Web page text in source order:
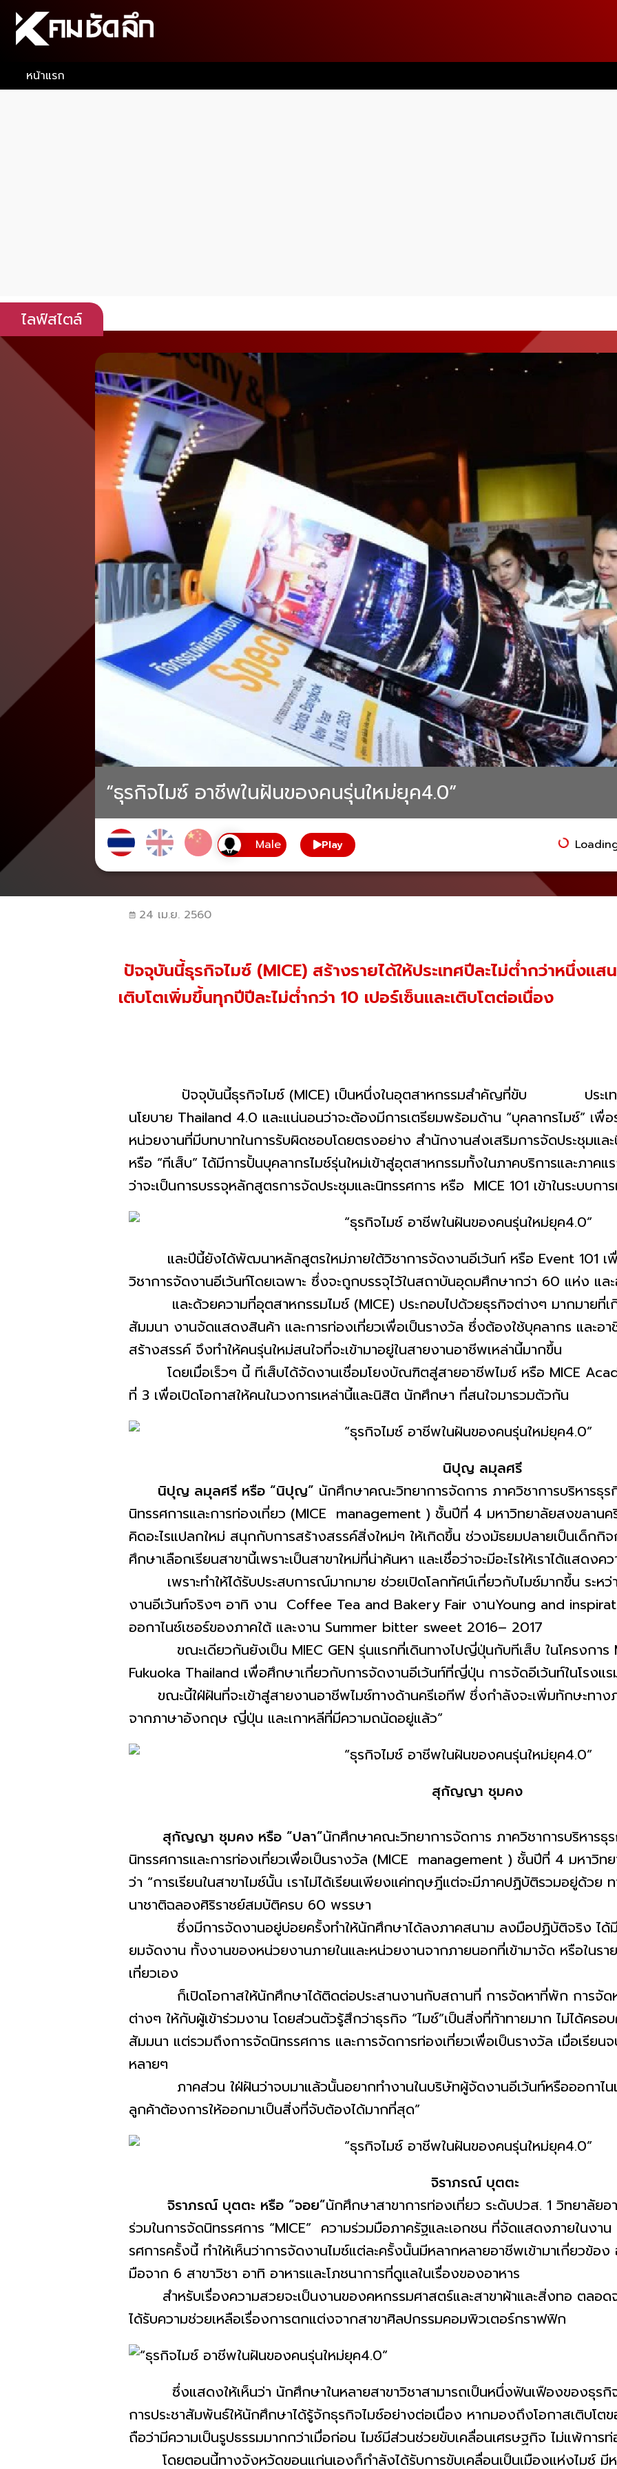
หน้าแรก
ไลฟ์สไตล์
“ธุรกิจไมซ์ อาชีพในฝันของคนรุ่นใหม่ยุค4.0”
Play
24 เม.ย. 2560
ปัจจุบันนี้ธุรกิจไมซ์ (MICE) สร้างรายได้ให้ประเทศปีละไม่ต่ำกว่าหนึ่งแส
เติบโตเพิ่มขึ้นทุกปีปีละไม่ต่ำกว่า 10 เปอร์เซ็นและเติบโตต่อเนื่อง
ปัจจุบันนี้ธุรกิจไมซ์ (MICE) เป็นหนึ่งในอุตสาหกรรมสำคัญที่ขับ ประเทศไ
นโยบาย Thailand 4.0 และแน่นอนว่าจะต้องมีการเตรียมพร้อมด้าน “บุคลากรไมซ์” เพื่
หน่วยงานที่มีบทบาทในการรับผิดชอบโดยตรงอย่าง สำนักงานส่งเสริมการจัดประชุมแล
หรือ “ทีเส็บ” ได้มีการปั้นบุคลากรไมซ์รุ่นใหม่เข้าสู่อุตสาหกรรมทั้งในภาคบริการและภาคแ
ว่าจะเป็นการบรรจุหลักสูตรการจัดประชุมและนิทรรศการ หรือ MICE 101 เข้าในระบบกา
และปีนี้ยังได้พัฒนาหลักสูตรใหม่ภายใต้วิชาการจัดงานอีเว้นท์ หรือ Event 101
วิชาการจัดงานอีเว้นท์โดยเฉพาะ ซึ่งจะถูกบรรจุไว้ในสถาบันอุดมศึกษากว่า 60 แห่ง แล
และด้วยความที่อุตสาหกรรมไมซ์ (MICE) ประกอบไปด้วยธุรกิจต่างๆ มากมายที่เ
สัมมนา งานจัดแสดงสินค้า และการท่องเที่ยวเพื่อเป็นรางวัล ซึ่งต้องใช้บุคลากร และอ
สร้างสรรค์ จึงทำให้คนรุ่นใหม่สนใจที่จะเข้ามาอยู่ในสายงานอาชีพเหล่านี้มากขึ้น
โดยเมื่อเร็วๆ นี้ ทีเส็บได้จัดงานเชื่อมโยงบัณฑิตสู่สายอาชีพไมซ์ หรือ MICE
ที่ 3 เพื่อเปิดโอกาสให้คนในวงการเหล่านี้และนิสิต นักศึกษา ที่สนใจมารวมตัวกัน
นิปุญ ลมุลศรี
นิปุญ ลมุลศรี หรือ “นิปุญ” นักศึกษาคณะวิทยาการจัดการ ภาควิชาการบริหารธุร
นิทรรศการและการท่องเที่ยว (MICE management ) ชั้นปีที่ 4 มหาวิทยาลัยสงขลาน
คิดอะไรแปลกใหม่ สนุกกับการสร้างสรรค์สิ่งใหม่ๆ ให้เกิดขึ้น ช่วงมัธยมปลายเป็นเด็กกิ
ศึกษาเลือกเรียนสาขานี้เพราะเป็นสาขาใหม่ที่น่าค้นหา และเชื่อว่าจะมีอะไรให้เราได้แสดงคว
เพราะทำให้ได้รับประสบการณ์มากมาย ช่วยเปิดโลกทัศน์เกี่ยวกับไมซ์มากขึ้น ระหว่
งานอีเว้นท์จริงๆ อาทิ งาน Coffee Tea and Bakery Fair งานYoung and
ออกาไนซ์เซอร์ของภาคใต้ และงาน Summer bitter sweet 2016– 2017
ขณะเดียวกันยังเป็น MIEC GEN รุ่นแรกที่เดินทางไปญี่ปุ่นกับทีเส็บ ในโครงกา
Fukuoka Thailand เพื่อศึกษาเกี่ยวกับการจัดงานอีเว้นท์ที่ญี่ปุ่น การจัดอีเว้นท์ในโรงแ
ขณะนี้ใฝ่ฝันที่จะเข้าสู่สายงานอาชีพไมซ์ทางด้านครีเอทีฟ ซึ่งกำลังจะเพิ่มทักษะทาง
จากภาษาอังกฤษ ญี่ปุ่น และเกาหลีที่มีความถนัดอยู่แล้ว”
สุกัญญา ชุมคง
สุกัญญา ชุมคง หรือ “ปลา”นักศึกษาคณะวิทยาการจัดการ ภาควิชาการบริหารธุ
นิทรรศการและการท่องเที่ยวเพื่อเป็นรางวัล (MICE management ) ชั้นปีที่ 4 มหาวิท
ว่า “การเรียนในสาขาไมซ์นั้น เราไม่ได้เรียนเพียงแค่ทฤษฎีแต่จะมีภาคปฏิบัติรวมอยู่ด้วย
นาชาติฉลองศิริราชย์สมบัติครบ 60 พรรษา
ซึ่งมีการจัดงานอยู่บ่อยครั้งทำให้นักศึกษาได้ลงภาคสนาม ลงมือปฏิบัติจริง ได้
ยมจัดงาน ทั้งงานของหน่วยงานภายในและหน่วยงานจากภายนอกที่เข้ามาจัด หรือในร
เที่ยวเอง
ก็เปิดโอกาสให้นักศึกษาได้ติดต่อประสานงานกับสถานที่ การจัดหาที่พัก การจัด
ต่างๆ ให้กับผู้เข้าร่วมงาน โดยส่วนตัวรู้สึกว่าธุรกิจ “ไมซ์”เป็นสิ่งที่ท้าทายมาก ไม่ได้ครอ
สัมมนา แต่รวมถึงการจัดนิทรรศการ และการจัดการท่องเที่ยวเพื่อเป็นรางวัล เมื่อเรียน
หลายๆ
ภาคส่วน ใฝ่ฝันว่าจบมาแล้วนั้นอยากทำงานในบริษัทผู้จัดงานอีเว้นท์หรือออกาไน
ลูกค้าต้องการให้ออกมาเป็นสิ่งที่จับต้องได้มากที่สุด”
จิราภรณ์ บุตตะ
จิราภรณ์ บุตตะ หรือ “จอย”นักศึกษาสาขาการท่องเที่ยว ระดับปวส. 1 วิทยาลัย
ร่วมในการจัดนิทรรศการ “MICE” ความร่วมมือภาครัฐและเอกชน ที่จัดแสดงภายในงา
รศการครั้งนี้ ทำให้เห็นว่าการจัดงานไมซ์แต่ละครั้งนั้นมีหลากหลายอาชีพเข้ามาเกี่ยวข้อง
มือจาก 6 สาขาวิชา อาทิ อาหารและโภชนาการที่ดูแลในเรื่องของอาหาร
สำหรับเรื่องความสวยจะเป็นงานของคหกรรมศาสตร์และสาขาผ้าและสิ่งทอ ตลอด
ได้รับความช่วยเหลือเรื่องการตกแต่งจากสาขาศิลปกรรมคอมพิวเตอร์กราฟฟิก
ซึ่งแสดงให้เห็นว่า นักศึกษาในหลายสาขาวิชาสามารถเป็นหนึ่งฟันเฟืองของธุรกิ
การประชาสัมพันธ์ให้นักศึกษาได้รู้จักธุรกิจไมซ์อย่างต่อเนื่อง หากมองถึงโอกาสเติบโต
ถือว่ามีความเป็นรูปธรรมมากกว่าเมื่อก่อน ไมซ์มีส่วนช่วยขับเคลื่อนเศรษฐกิจ ไม่แพ้การ
โดยตอนนี้ทางจังหวัดขอนแก่นเองก็กำลังได้รับการขับเคลื่อนเป็นเมืองแห่งไมซ์ มี